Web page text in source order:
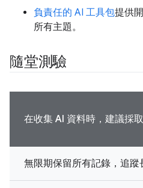
負責任的 AI 工具包提供
所有主題。
隨堂測驗
在收集 AI 資料時，建議採
無限期保留所有記錄，追蹤